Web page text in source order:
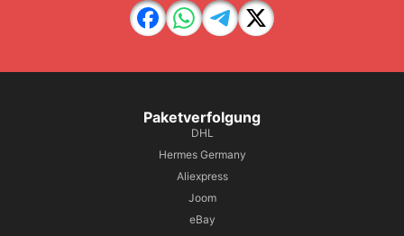
Paketverfolgung
DHL
Hermes Germany
Aliexpress
Joom
eBay